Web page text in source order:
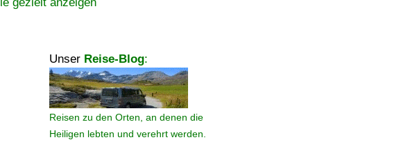
Unser Reise-Blog:
Reisen zu den Orten, an denen die
Heiligen lebten und verehrt werden.